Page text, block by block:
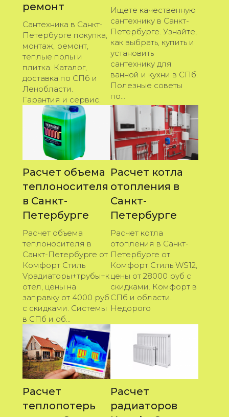
ремонт
Сантехника в Санкт-
Петербурге покупка,
монтаж, ремонт,
тёплые полы и
плитка. Каталог,
доставка по СПб и
Ленобласти.
Гарантия и сервис.
Ищете качественную
сантехнику в Санкт-
Петербурге. Узнайте,
как выбрать, купить и
установить
сантехнику для
ванной и кухни в СПб.
Полезные советы
по...
Расчет объема
теплоносителя
в Санкт-
Петербурге
Расчет объема
теплоносителя в
Санкт-Петербурге от
Комфорт Стиль
Vрадиаторы+трубы+к
отел, цены на
заправку от 4000 руб
с скидками. Системы
в СПб и об...
Расчет котла
отопления в
Санкт-
Петербурге
Расчет котла
отопления в Санкт-
Петербурге от
Комфорт Стиль WS12,
цены от 28000 руб с
скидками. Комфорт в
СПб и области.
Недорого
Расчет
теплопотерь
Расчет
радиаторов